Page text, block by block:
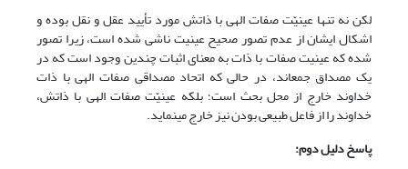
لکن نه تنها عینیّت صفات الهی با ذاتش مورد تأیید عقل و نقل بوده و
اشکال ایشان از عدم تصور صحیح عینیت ناشی شده است، زیرا تصور
شده که عینیت صفات با ذات به معنای اثبات چندین وجود است که در
یک مصداق جمع‏اند، در حالی که اتحاد مصداقی صفات الهی با ذات
خداوند خارج از محل بحث است؛ بلکه عینیّت صفات الهی با ذاتش،
خداوند را از فاعل طبیعی بودن نیز خارج می‏نماید.
پاسخ دلیل دوم: